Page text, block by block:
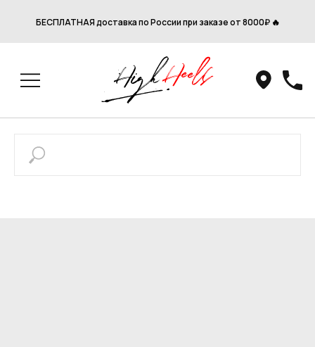
БЕСПЛАТНАЯ доставка по России при заказе от 8000₽ 🔥